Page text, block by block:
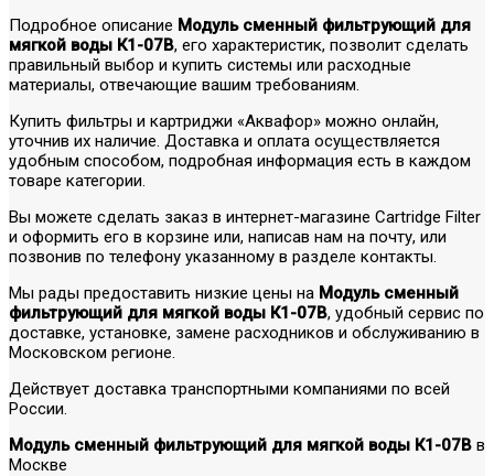
Подробное описание Модуль сменный фильтрующий для
мягкой воды К1-07В, его характеристик, позволит сделать
правильный выбор и купить системы или расходные
материалы, отвечающие вашим требованиям.
Купить фильтры и картриджи «Аквафор» можно онлайн,
уточнив их наличие. Доставка и оплата осуществляется
удобным способом, подробная информация есть в каждом
товаре категории.
Вы можете сделать заказ в интернет-магазине Cartridge Filter
и оформить его в корзине или, написав нам на почту, или
позвонив по телефону указанному в разделе контакты.
Мы рады предоставить низкие цены на Модуль сменный
фильтрующий для мягкой воды К1-07В, удобный сервис по
доставке, установке, замене расходников и обслуживанию в
Московском регионе.
Действует доставка транспортными компаниями по всей
России.
Модуль сменный фильтрующий для мягкой воды К1-07В в
Москве